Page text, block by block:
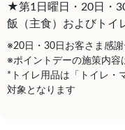
★第1日曜日・20日・
飯（主食）およびトイ
※20日・30日お客さま感謝
※ポイントデーの施策内容
*トイレ用品は「トイレ・
対象となります